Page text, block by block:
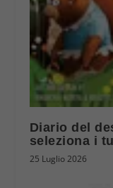
Diario del
seleziona i
25 Luglio 2026